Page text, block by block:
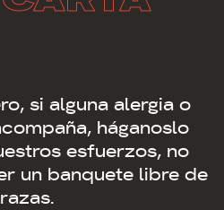
si alguna alergia o
háganoslo
esfuerzos, no
un banquete libre de